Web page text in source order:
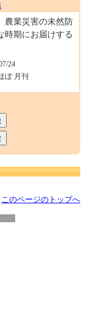
農業災害の未然防
時期にお届けする
24
ぼ 月刊
このページのトップへ